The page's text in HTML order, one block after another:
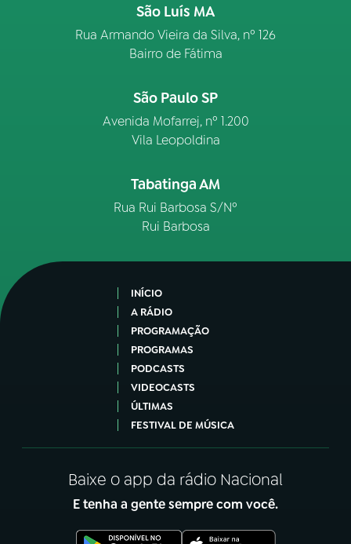
São Luís MA
Rua Armando Vieira da Silva, nº 126
Bairro de Fátima
São Paulo SP
Avenida Mofarrej, nº 1.200
Vila Leopoldina
Tabatinga AM
Rua Rui Barbosa S/Nº
Rui Barbosa
INÍCIO
A RÁDIO
PROGRAMAÇÃO
PROGRAMAS
PODCASTS
VIDEOCASTS
ÚLTIMAS
FESTIVAL DE MÚSICA
Baixe o app da rádio Nacional
E tenha a gente sempre com você.